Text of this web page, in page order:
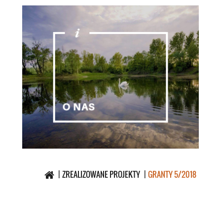
ZREALIZOWANE PROJEKTY GRANTY 5/2018